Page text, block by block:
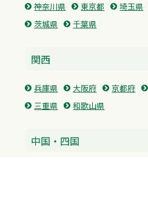
神奈川県 東京都 埼玉県
茨城県
千葉県
関西
兵庫県 大阪府 京都府
三重県
和歌山県
中国・四国